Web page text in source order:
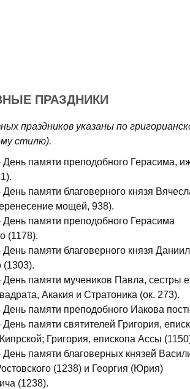
ПРАЗДНИКИ
праздников указаны по
стилю).
День памяти преподобного Герасима,
День памяти благоверного князя
мощей, 938).
День памяти преподобного Герасима
(1178).
День памяти благоверного князя
(1303).
День памяти мучеников Павла, сестры
Акакия и Стратоника (ок. 273).
День памяти преподобного Иакова
День памяти святителей Григория,
Григория, епископа Ассы
День памяти благоверных князей
(1238) и Георгия (Юрия)
(1238).